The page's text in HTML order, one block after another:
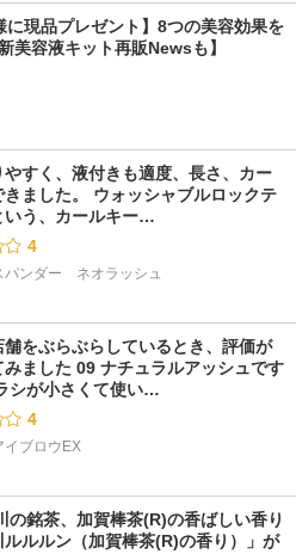
に現品プレゼント】8つの美容効果を
美容液キット再販Newsも】
やすく、液付きも適度、長さ、カー
きました。 ウォッシャブルロックテ
いう、カールキー…
4
ンダー　ネオラッシュ
をぶらぶらしているとき、評価が
みました 09 ナチュラルアッシュです
シが小さくて使い…
4
イブロウEX
の銘茶、加賀棒茶(R)の香ばしい香り
ルルン（加賀棒茶(R)の香り）」が